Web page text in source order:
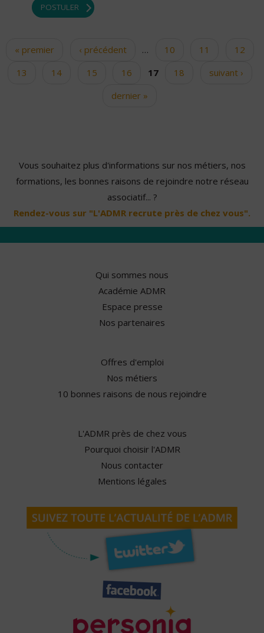
POSTULER
Pages
« premier ‹ précédent … 10 11
12
13
14 15 16 17 18
suivant ›
dernier »
Vous souhaitez plus d'informations sur nos métiers, nos
formations, les bonnes raisons de rejoindre notre réseau
associatif... ?
Rendez-vous sur "L'ADMR recrute près de chez vous".
Qui sommes nous
Académie ADMR
Espace presse
Nos partenaires
Offres d'emploi
Nos métiers
10 bonnes raisons de nous rejoindre
L'ADMR près de chez vous
Pourquoi choisir l'ADMR
Nous contacter
Mentions légales